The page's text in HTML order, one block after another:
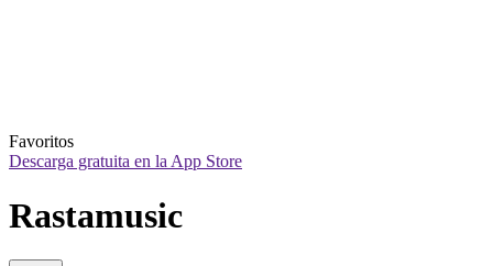
Favoritos
Descarga gratuita en la App Store
Rastamusic